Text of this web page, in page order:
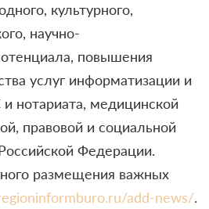
культурного,
научно-
повышения
услуг информатизации и
и нотариата, медицинской
правовой и социальной
Федерации.
размещения важных
add-news/.